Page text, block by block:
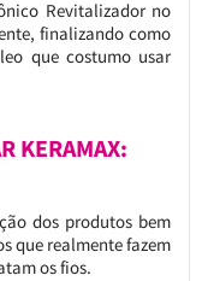
Revitalizador no
finalizando como
que costumo usar
KERAMAX:
dos produtos bem
que realmente fazem
os fios.